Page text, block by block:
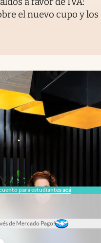
para estudiantes acá
de Mercado Pago!
el nuevo cupo y los